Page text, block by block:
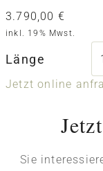
3.790,00 €
inkl. 19% Mwst.
Länge
Jetzt online
Sie